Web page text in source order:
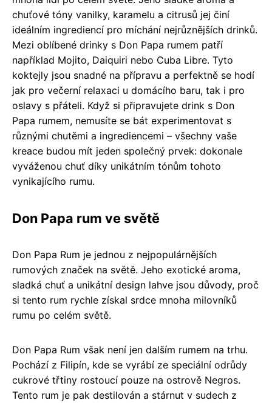
chuťové tóny vanilky, karamelu a citrusů jej činí
ideálním ingrediencí pro míchání nejrůznějších drinků.
Mezi oblíbené drinky s Don Papa rumem patří
například Mojito, Daiquiri nebo Cuba Libre. Tyto
koktejly jsou snadné na přípravu a perfektně se hodí
jak pro večerní relaxaci u domácího baru, tak i pro
oslavy s přáteli. Když si připravujete drink s Don
Papa rumem, nemusíte se bát experimentovat s
různými chutěmi a ingrediencemi – všechny vaše
kreace budou mít jeden společný prvek: dokonale
vyváženou chuť díky unikátním tónům tohoto
vynikajícího rumu.
Don Papa rum ve světě
Don Papa Rum je jednou z nejpopulárnějších
rumových značek na světě. Jeho exotické aroma,
sladká chuť a unikátní design lahve jsou důvody, proč
si tento rum rychle získal srdce mnoha milovníků
rumu po celém světě.
Don Papa Rum však není jen dalším rumem na trhu.
Pochází z Filipín, kde se vyrábí ze speciální odrůdy
cukrové třtiny rostoucí pouze na ostrově Negros.
Tento rum je pak destilován a stárnut v sudech z